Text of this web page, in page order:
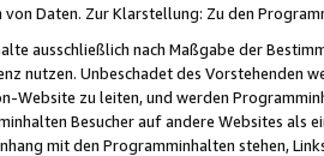
von Daten. Zur Klarstellung: Zu den
ausschließlich nach Maßgabe der
nutzen. Unbeschadet des Vorstehenden
Website zu leiten, und werden
Besucher auf andere Websites als
mit den Programminhalten stehen,